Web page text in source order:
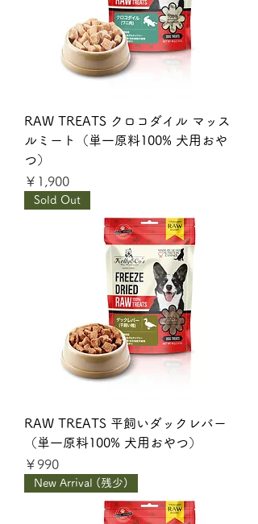
RAW TREATS クロコダイル マッス
ルミート（単一原料100% 犬用おや
つ）
価格
￥1,900
Sold Out
RAW TREATS 平飼いダックレバー
（単一原料100% 犬用おやつ）
価格
￥990
New Arrival (残少)